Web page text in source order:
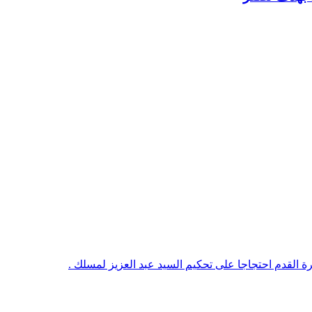
القدم احتجاجا على تحكيم السيد عبد العزيز لمسلك .